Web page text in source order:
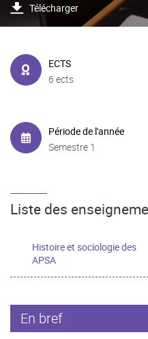
Télécharger
ECTS
6 ects
Période de l'année
Semestre 1
Liste des
Histoire et sociologie des
APSA
En bref